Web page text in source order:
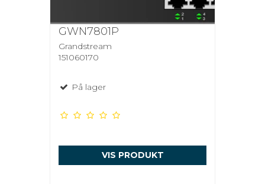
GWN7801P
Grandstream
151060170
På lager
VIS PRODUKT